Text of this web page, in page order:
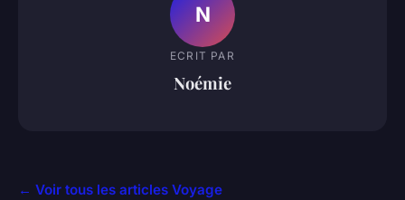
N
ECRIT PAR
Noémie
← Voir tous les articles Voyage